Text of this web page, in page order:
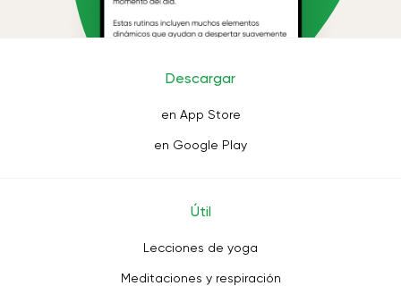
Descargar
en App Store
en Google Play
Útil
Lecciones de yoga
Meditaciones y respiración